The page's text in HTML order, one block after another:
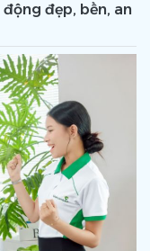
đẹp, bền, an